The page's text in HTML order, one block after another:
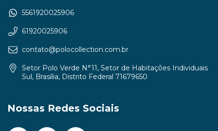
5561920025906
61920025906
contato@polocollection.com.br
Setor Polo Verde N°11, Setor de Habitações Individuais
Sul, Brasília, Distrito Federal 71679650
Nossas Redes Sociais